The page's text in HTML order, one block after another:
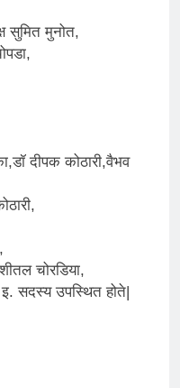
सुमित मुनोत,
दीपक कोठारी,वैभव
चोरडिया,
इ. सदस्य उपस्थित होते|